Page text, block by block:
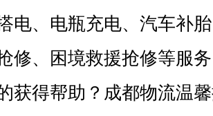
电、电瓶充电、汽车补
修、困境救援抢修等服
获得帮助？成都物流温